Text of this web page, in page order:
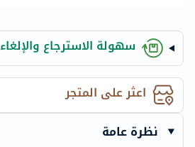
سهولة الاسترجاع والإلغاء
اعثر على المتجر
نظرة عامة